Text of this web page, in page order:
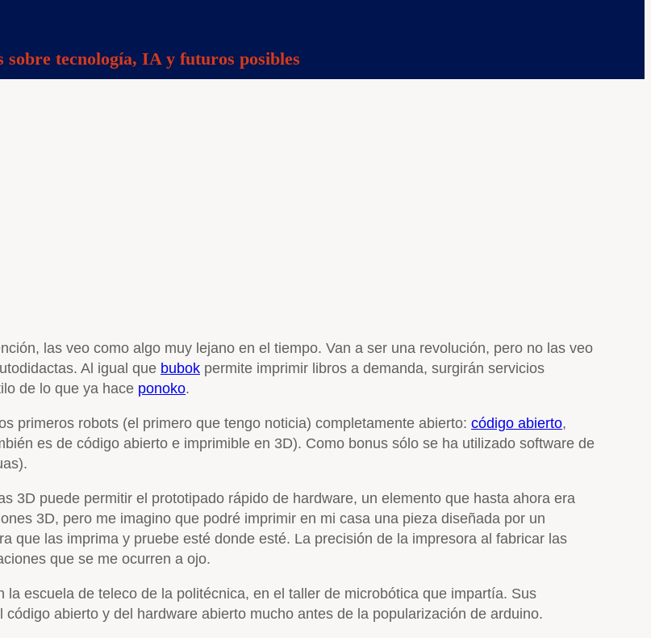
sobre tecnología, IA y futuros posibles
las veo como algo muy lejano en el tiempo. Van a ser una revolución, pero no las veo
Al igual que bubok permite imprimir libros a demanda, surgirán servicios
de lo que ya hace ponoko.
primeros robots (el primero que tengo noticia) completamente abierto: código abierto,
es de código abierto e imprimible en 3D). Como bonus sólo se ha utilizado software de
3D puede permitir el prototipado rápido de hardware, un elemento que hasta ahora era
3D, pero me imagino que podré imprimir en mi casa una pieza diseñada por un
que las imprima y pruebe esté donde esté. La precisión de la impresora al fabricar las
que se me ocurren a ojo.
escuela de teleco de la politécnica, en el taller de microbótica que impartía. Sus
abierto y del hardware abierto mucho antes de la popularización de arduino.